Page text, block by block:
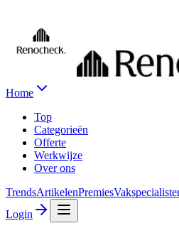
Home
Top
Categorieën
Offerte
Werkwijze
Over ons
TrendsArtikelenPremies
Login